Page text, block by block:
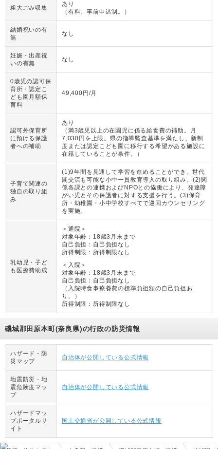
粗大ごみ収集
あり
（ 有料。事前申込制。 ）
結婚祝いの有
無
なし
妊娠・出産祝
いの有無
なし
0歳児の認可保
育所・認定こ
ども園月額保
育料
49,400円/月
認可外保育所
に預ける保護
者への補助
あり
（ 満3歳児以上の在園児に係る給食費の補助。月
7,030円を上限。県の指導監査基準を満たし、新制
度または認定こども園に移行する希望がある施設に
在籍していることが条件。
）
子育て関連の
独自の取り組
み
(1)9年間を見通して学習を進めることができ、世代
間交流も可能な小中一貫教育導入の取り組み。(2)関
係各課との連携およびNPOとの協働により、発達障
がい児とその保護者に対する支援を行う。(3)保育
所・幼稚園・小中学校すべてで巡回カウンセリング
を実施。
乳幼児・子ど
も医療費助成
＜通院＞
対象年齢： 18歳3月末まで
自己負担： 自己負担なし
所得制限： 所得制限なし
＜入院＞
対象年齢： 18歳3月末まで
自己負担： 自己負担なし
（ 入院時食事療養費の標準負担額の自己負担あ
り。
）
所得制限： 所得制限なし
磯城郡田原本町(奈良県)の行政の防災情報
ハザード・防
災マップ
自治体が公開している公式情報
地震防災・地
震危険度マッ
プ
自治体が公開している公式情報
ハザードマッ
プポータルサ
イト
国土交通省が公開している公式情報